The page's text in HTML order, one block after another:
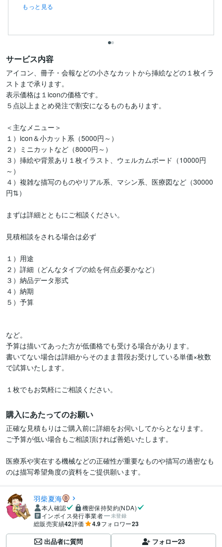
もっと見る
サービス内容
アイコン、冊子・会報などの小さなカットから挿絵などの１枚イラ
ストまで承ります。
表示価格は１iconの価格です。
５点以上まとめ発注で割安になるものもあります。
＜主なメニュー＞
１）icon＆小カット系（5000円～）
２）ミニカットなど（8000円～）
３）挿絵や背景あり１枚イラスト、ウェルカムボード（10000円
～）
４）複雑な描写のものやリアル系、マシン系、医療図など（30000
円⇅）
まずは詳細とともにご相談ください。
見積相談をされる場合は必ず
１）用途
２）詳細（どんなタイプの絵を何点必要かなど）
３）納品データ形式
４）納期
５）予算
など。
予算は描いてあった方が低価格でも受ける場合があります。
書いてない場合は詳細からそのまま普段お受けしている単価×枚数
で試算いたします。
１枚でもお気軽にご相談ください。
購入にあたってのお願い
正確な見積もりはご購入前に詳細をお伺いしてからとなります。
ご予算が低い場合もご相談頂ければ善処いたします。
医療系や実在する機械などの正確性が重要なものや描写の過密なも
のは描写希望角度の資料をご提供願います。
羽柴夏海
本人確認
機密保持契約(NDA)
インボイス発行事業者
未登録
総販売実績42評価 4.9フォロワー23
出品者に質問 フォロー23